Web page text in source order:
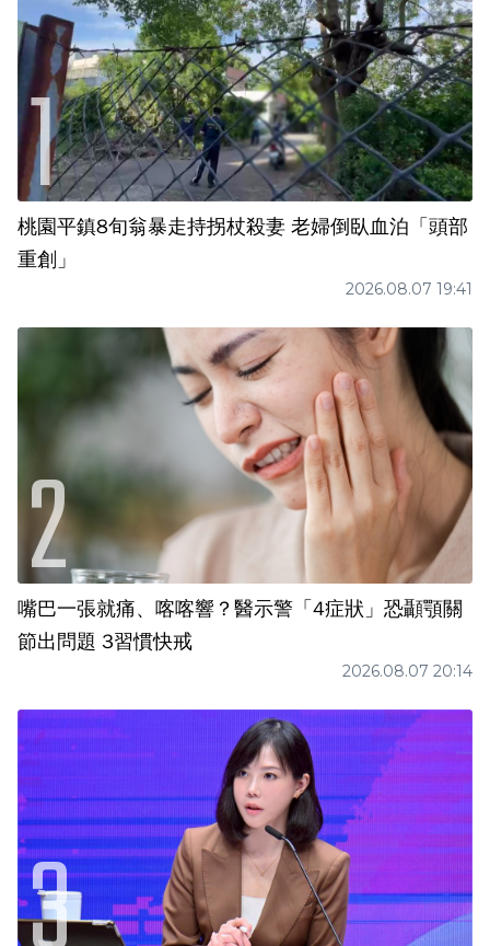
桃園平鎮8旬翁暴走持拐杖殺妻 老婦倒臥血泊「頭部
重創」
2026.08.07 19:41
嘴巴一張就痛、喀喀響？醫示警「4症狀」恐顳顎關
節出問題 3習慣快戒
2026.08.07 20:14